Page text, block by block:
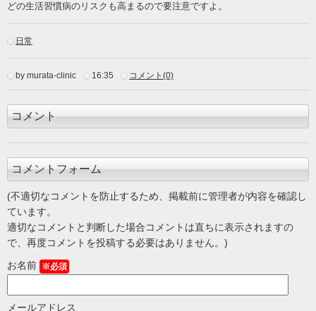
どの生活習慣病のリスクも高まるので要注意ですよ。
日常
by murata-clinic 16:35 コメント(0)
コメント
コメントフォーム
(不適切なコメントを防止するため、掲載前に管理者が内容を確認し
ています。
適切なコメントと判断した場合コメントは直ちに表示されますの
で、再度コメントを投稿する必要はありません。)
お名前 ※必須
メールアドレス